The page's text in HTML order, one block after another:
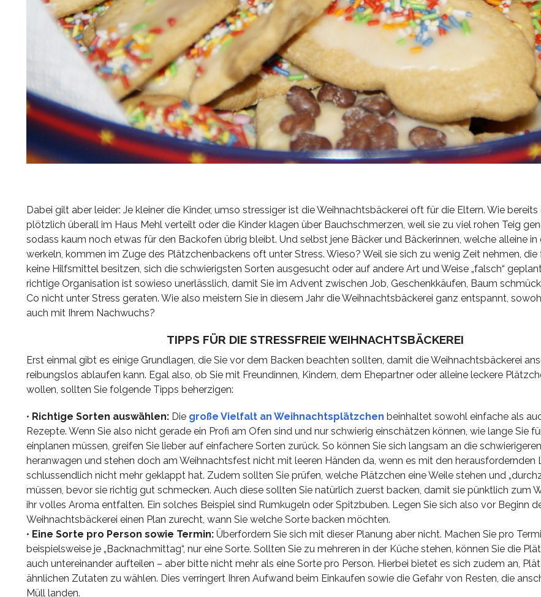
Dabei gilt aber leider: Je kleiner die Kinder, umso stressiger ist die Weihnachtsbäckerei oft für die Eltern. Wie
plötzlich überall im Haus Mehl verteilt oder die Kinder klagen über Bauchschmerzen, weil sie zu viel rohen Teig
sodass kaum noch etwas für den Backofen übrig bleibt. Und selbst jene Bäcker und Bäckerinnen, welche alleine in
werkeln, kommen im Zuge des Plätzchenbackens oft unter Stress. Wieso? Weil sie sich zu wenig Zeit nehmen,
keine Hilfsmittel besitzen, sich die schwierigsten Sorten ausgesucht oder auf andere Art und Weise „falsch“
richtige Organisation ist sowieso unerlässlich, damit Sie im Advent zwischen Job, Geschenkkäufen, Baum
Co nicht unter Stress geraten. Wie also meistern Sie in diesem Jahr die Weihnachtsbäckerei ganz entspannt,
auch mit Ihrem Nachwuchs?
TIPPS FÜR DIE STRESSFREIE WEIHNACHTSBÄCKEREI
Erst einmal gibt es einige Grundlagen, die Sie vor dem Backen beachten sollten, damit die Weihnachtsbäckerei
reibungslos ablaufen kann. Egal also, ob Sie mit Freundinnen, Kindern, dem Ehepartner oder alleine leckere
wollen, sollten Sie folgende Tipps beherzigen:
• Richtige Sorten auswählen:Die große Vielfalt an Weihnachtsplätzchen beinhaltet sowohl einfache als
Rezepte. Wenn Sie also nicht gerade ein Profi am Ofen sind und nur schwierig einschätzen können, wie lange Sie
einplanen müssen, greifen Sie lieber auf einfachere Sorten zurück. So können Sie sich langsam an die
heranwagen und stehen doch am Weihnachtsfest nicht mit leeren Händen da, wenn es mit den herausfordernden
schlussendlich nicht mehr geklappt hat. Zudem sollten Sie prüfen, welche Plätzchen eine Weile stehen und
müssen, bevor sie richtig gut schmecken. Auch diese sollten Sie natürlich zuerst backen, damit sie pünktlich zum
ihr volles Aroma entfalten. Ein solches Beispiel sind Rumkugeln oder Spitzbuben. Legen Sie sich also vor Beginn
Weihnachtsbäckerei einen Plan zurecht, wann Sie welche Sorte backen möchten.
• Eine Sorte pro Person sowie Termin:Überfordern Sie sich mit dieser Planung aber nicht. Machen Sie pro
beispielsweise je „Backnachmittag“, nur eine Sorte. Sollten Sie zu mehreren in der Küche stehen, können Sie die
auch untereinander aufteilen – aber bitte nicht mehr als eine Sorte pro Person. Hierbei bietet es sich zudem an,
ähnlichen Zutaten zu wählen. Dies verringert Ihren Aufwand beim Einkaufen sowie die Gefahr von Resten, die
Müll landen.